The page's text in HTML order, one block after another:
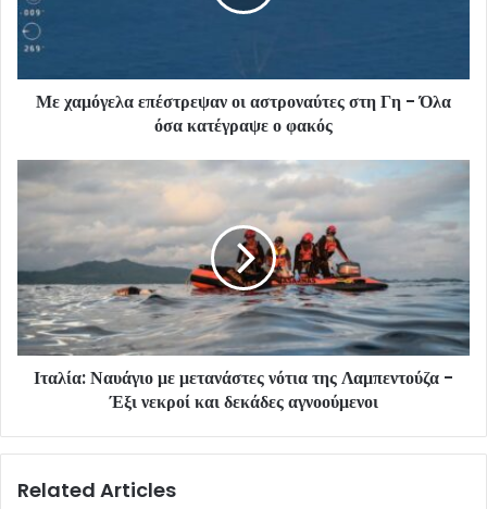
Με χαμόγελα επέστρεψαν οι αστροναύτες στη Γη - Όλα
όσα κατέγραψε ο φακός
Ιταλία: Ναυάγιο με μετανάστες νότια της Λαμπεντούζα -
Έξι νεκροί και δεκάδες αγνοούμενοι
Related Articles